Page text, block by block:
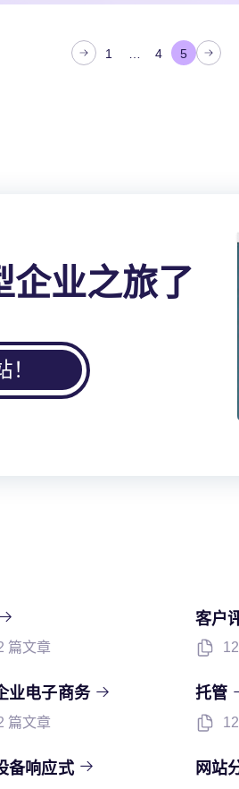
1 4 5
企业之旅了
篇文章
客户
业电子商务
篇文章
托管
备响应式 网站